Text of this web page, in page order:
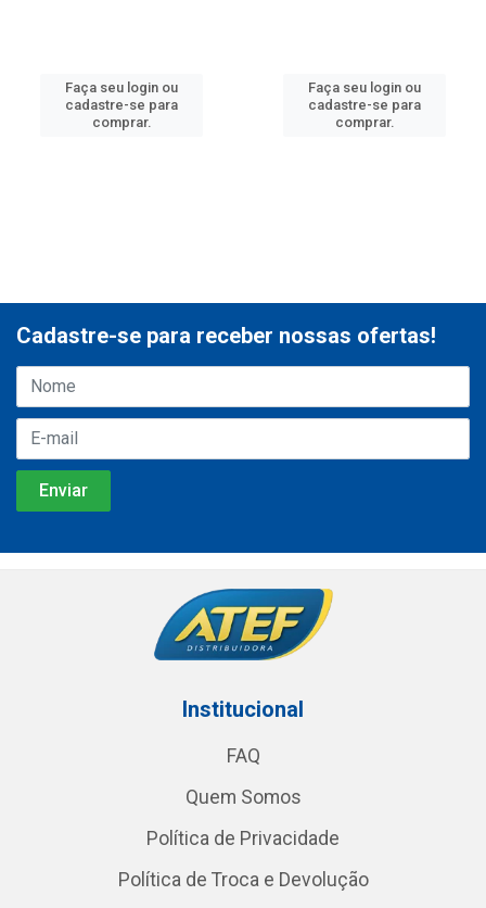
Faça seu login ou
cadastre-se para
comprar.
Faça seu login ou
cadastre-se para
comprar.
Cadastre-se para receber nossas ofertas!
Institucional
FAQ
Quem Somos
Política de Privacidade
Política de Troca e Devolução